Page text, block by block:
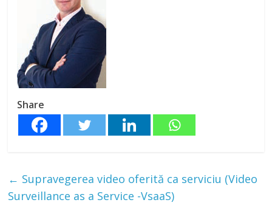
Share
← Supravegerea video oferită ca serviciu (Video
Surveillance as a Service -VsaaS)